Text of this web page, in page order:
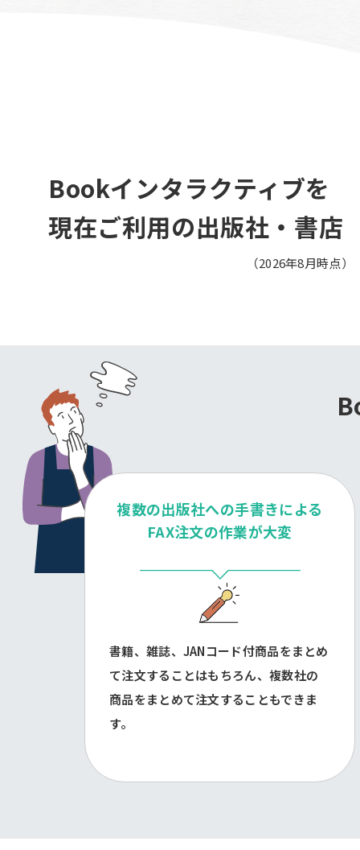
Bookインタラクティブを
現在ご利用の出版社・書店
（2026年8月時点）
複数の出版社への手書きによる
FAX注文の作業が大変
書籍、雑誌、JANコード付商品をまとめ
て注文することはもちろん、複数社の
商品をまとめて注文することもできま
す。